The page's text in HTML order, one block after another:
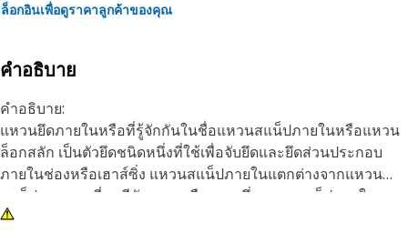
ล็อกอินเพื่อดูราคาลูกค้าของคุณ
คำอธิบาย
คำอธิบาย:
แหวนยึดภายในหรือที่รู้จักกันในชื่อแหวนสแน็ปภายในหรือแหวน
ล็อกสลัก เป็นตัวยึดชนิดหนึ่งที่ใช้เพื่อจับยึดและยึดส่วนประกอบ
ภายในช่องหรือเฮาส์ซิ่ง แหวนสแน็ปภายในแตกต่างจากแหวน
สแน็ปภายนอกที่พอดีกับเพลาหรือหมุด ซึ่งแหวนสแน็ปภายในจะ
ถูกติดตั้งภายในช่องหรือร่องเพื่อยึดส่วนประกอบให้เข้าที่